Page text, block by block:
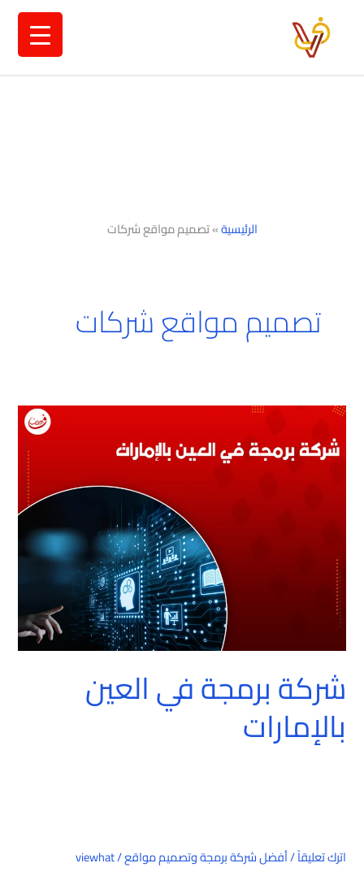
الرئيسية»تصميم مواقع شركات
تصميم مواقع شركات
شركة برمجة في العين
بالإمارات
اترك تعليقاً/أفضل شركة برمجة وتصميم مواقع/
viewhat
شركة
برمجة
في